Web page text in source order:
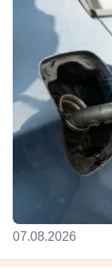
07.08.2026